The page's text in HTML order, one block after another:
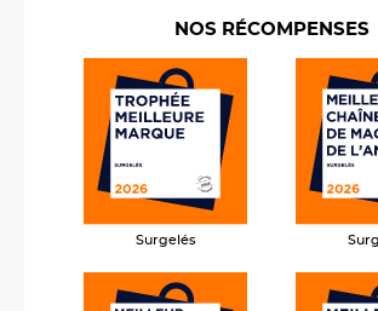
NOS RÉCOMPENSES
Surgelés